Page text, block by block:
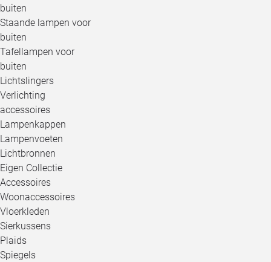
buiten
Staande lampen voor
buiten
Tafellampen voor
buiten
Lichtslingers
Verlichting
accessoires
Lampenkappen
Lampenvoeten
Lichtbronnen
Eigen Collectie
Accessoires
Woonaccessoires
Vloerkleden
Sierkussens
Plaids
Spiegels